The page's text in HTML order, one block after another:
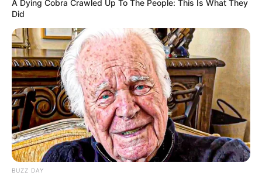
ΤΑΥΤΟΤΗΤΑ ΚΑΙ ΕΠΙΚΟΙΝΩΝΙΑ ΟΡΟΙ ΧΡΗΣΗΣ
© 2025 EVIANEWS του Γιώργου Κουτσελίνη
A Dying Cobra Crawled Up To The People: This Is What They
Did
BUZZ DAY